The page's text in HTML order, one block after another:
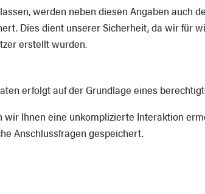
werden neben diesen Angaben auch
Dies dient unserer Sicherheit, da wir für
erstellt wurden.
erfolgt auf der Grundlage eines
Ihnen eine unkomplizierte Interaktion
Anschlussfragen gespeichert.